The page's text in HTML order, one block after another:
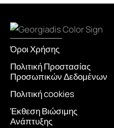
Όροι Χρήσης
Πολιτική Προστασίας
Προσωπικών Δεδομένων
Πολιτική cookies
Έκθεση Βιώσιμης
Ανάπτυξης